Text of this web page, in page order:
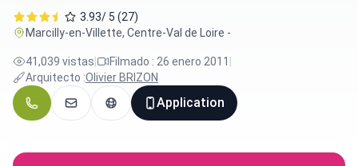
3.93/ 5 (27)
Marcilly-en-Villette, Centre-Val de Loire -
41,039 vistas Filmado : 26 enero 2011
Arquitecto :Olivier BRIZON
Application